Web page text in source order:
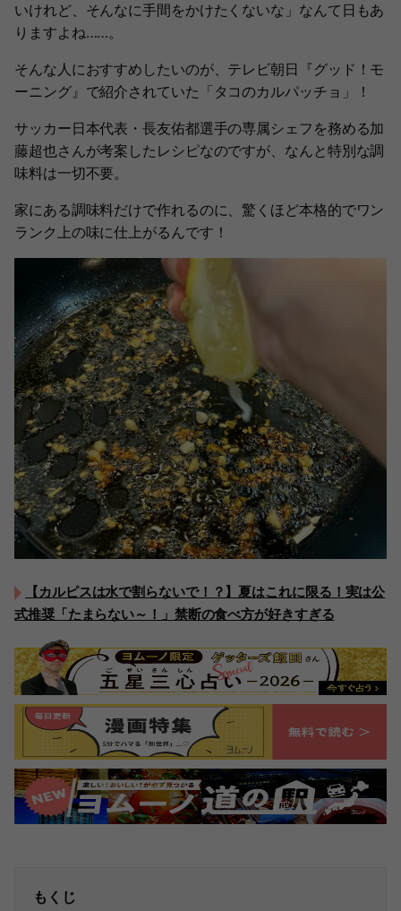
いけれど、そんなに手間をかけたくないな」なんて日もあ
りますよね……。
そんな人におすすめしたいのが、テレビ朝日『グッド！モ
ーニング』で紹介されていた「タコのカルパッチョ」！
サッカー日本代表・長友佑都選手の専属シェフを務める加
藤超也さんが考案したレシピなのですが、なんと特別な調
味料は一切不要。
家にある調味料だけで作れるのに、驚くほど本格的でワン
ランク上の味に仕上がるんです！
【カルピスは水で割らないで！？】夏はこれに限る！実は公
式推奨「たまらない～！」禁断の食べ方が好きすぎる
もくじ